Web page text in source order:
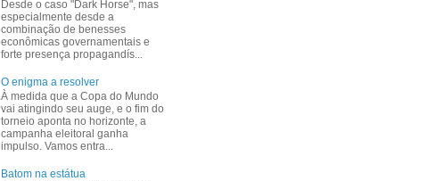
Desde o caso "Dark Horse", mas
especialmente desde a
combinação de benesses
econômicas governamentais e
forte presença propagandís...
O enigma a resolver
À medida que a Copa do Mundo
vai atingindo seu auge, e o fim do
torneio aponta no horizonte, a
campanha eleitoral ganha
impulso. Vamos entra...
Batom na estátua